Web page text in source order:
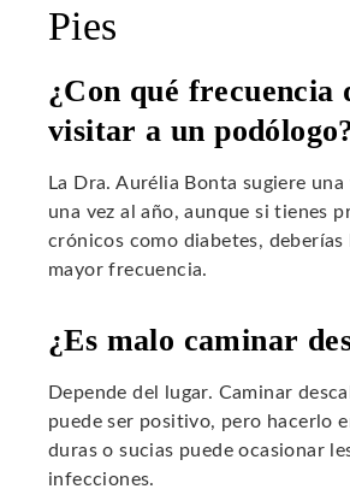
Pies
¿Con qué frecuencia
visitar a un
La Dra. Aurélia Bonta sugiere
una vez al año, aunque si tienes
crónicos como diabetes, deberías
mayor frecuencia.
¿Es malo caminar
Depende del lugar. Caminar
puede ser positivo, pero hacerlo
duras o sucias puede ocasionar
infecciones.